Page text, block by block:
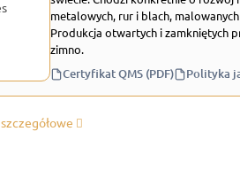
metalowych, rur i blach,
Produkcja otwartych i zamkniętych
zimno.
Certyfikat QMS (PDF) Polityka